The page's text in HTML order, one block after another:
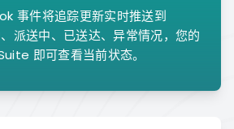
事件将追踪更新实时推送到
派送中、已送达、异常情况，您的
即可查看当前状态。